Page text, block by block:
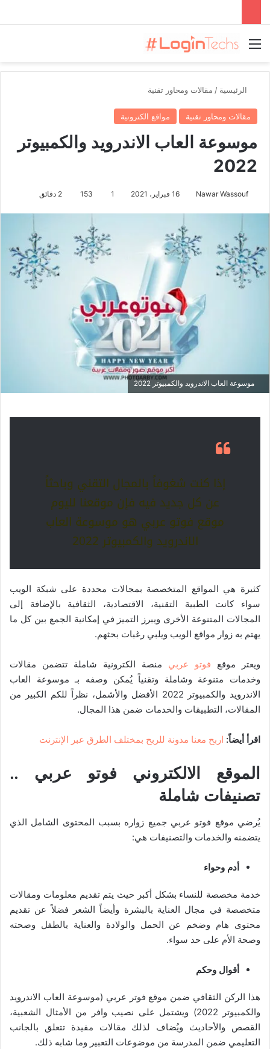
القائمة
الرئيسية / مقالات ومحاور تقنية
مقالات ومحاور تقنية مواقع الكترونية
موسوعة العاب الاندرويد والكمبيوتر
2022
Nawar Wassouf 16 فبراير، 2021 1
153
موسوعة العاب الاندرويد والكمبيوتر 2022
إذا كنت شغوفاً بالمجال التقني وباحثاً
عن كل جديد فيه فإن موقعنا لليوم
موقع فوتو عربي هو موسوعة العاب
الاندرويد والكمبيوتر 2022
كثيرة هي المواقع المتخصصة بمجالات محددة على شبكة الويب
سواء كانت الطبية التقنية، الاقتصادية، الثقافية بالإضافة إلى
المجالات المتنوعة الأخرى ويبرز التميز في إمكانية الجمع بين كل ما
يهتم به زوار مواقع الويب ويلبي رغبات بحثهم.
ويعتر موقع فوتو عربي منصة الكترونية شاملة تتضمن مقالات
وخدمات متنوعة وشاملة وتقنياً يُمكن وصفه بـ موسوعة العاب
الاندرويد والكمبيوتر 2022 الأفضل والأشمل، نظراً للكم الكبير من
المقالات، التطبيقات والخدمات ضمن هذا المجال.
اقرأ أيضاً: اربح معنا مدونة للربح بمختلف الطرق عبر الإنترنت
الموقع الالكتروني فوتو عربي ..
تصنيفات شاملة
يُرضي موقع فوتو عربي جميع زواره بسبب المحتوى الشامل الذي
يتضمنه والخدمات والتصنيفات هي:
أدم وحواء
خدمة مخصصة للنساء بشكل أكبر حيث يتم تقديم معلومات ومقالات
متخصصة في مجال العناية بالبشرة وأيضاً الشعر فضلاً عن تقديم
محتوى هام وضخم عن الحمل والولادة والعناية بالطفل وصحته
وصحة الأم على حد سواء.
أقوال وحكم
هذا الركن الثقافي ضمن موقع فوتر عربي (موسوعة العاب الاندرويد
والكمبيوتر 2022) ويشتمل على نصيب وافر من الأمثال الشعبية،
القصص والأحاديث ويُضاف لذلك مقالات مفيدة تتعلق بالجانب
التعليمي ضمن المدرسة من موضوعات التعبير وما شابه ذلك.